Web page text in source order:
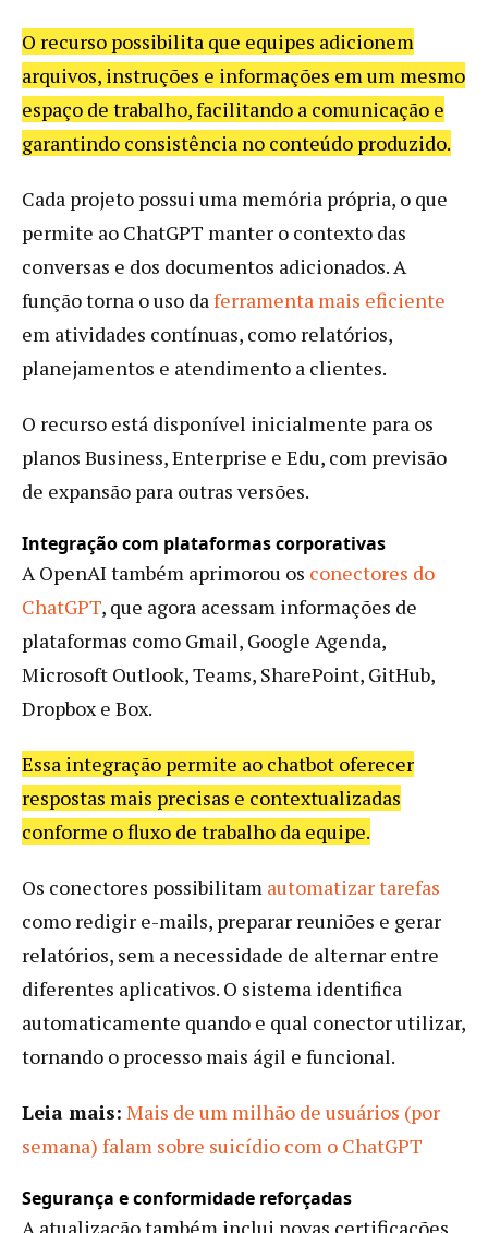
O recurso possibilita que equipes adicionem
arquivos, instruções e informações em um mesmo
espaço de trabalho, facilitando a comunicação e
garantindo consistência no conteúdo produzido.
Cada projeto possui uma memória própria, o que
permite ao ChatGPT manter o contexto das
conversas e dos documentos adicionados. A
função torna o uso daferramenta mais eficiente
em atividades contínuas, como relatórios,
planejamentos e atendimento a clientes.
O recurso está disponível inicialmente para os
planos Business, Enterprise e Edu, com previsão
de expansão para outras versões.
Integração com plataformas corporativas
A OpenAI também aprimorou os conectores do
ChatGPT, que agora acessam informações de
plataformas como Gmail, Google Agenda,
Microsoft Outlook, Teams, SharePoint, GitHub,
Dropbox e Box.
Essa integração permite ao chatbot oferecer
respostas mais precisas e contextualizadas
conforme o fluxo de trabalho da equipe.
Os conectores possibilitam automatizar tarefas
como redigir e-mails, preparar reuniões e gerar
relatórios, sem a necessidade de alternar entre
diferentes aplicativos. O sistema identifica
automaticamente quando e qual conector utilizar,
tornando o processo mais ágil e funcional.
Leia mais: Mais de um milhão de usuários (por
semana) falam sobre suicídio com o ChatGPT
Segurança e conformidade reforçadas
A atualização também inclui novas certificações